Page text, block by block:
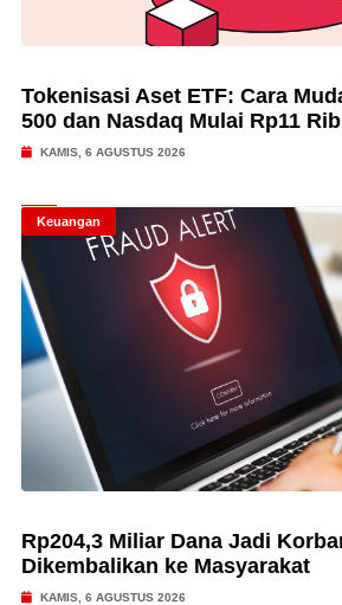
Tokenisasi Aset ETF: Cara
500 dan Nasdaq Mulai Rp11
KAMIS, 6 AGUSTUS 2026
Keuangan
Rp204,3 Miliar Dana Jadi
Dikembalikan ke Masyarakat
KAMIS, 6 AGUSTUS 2026